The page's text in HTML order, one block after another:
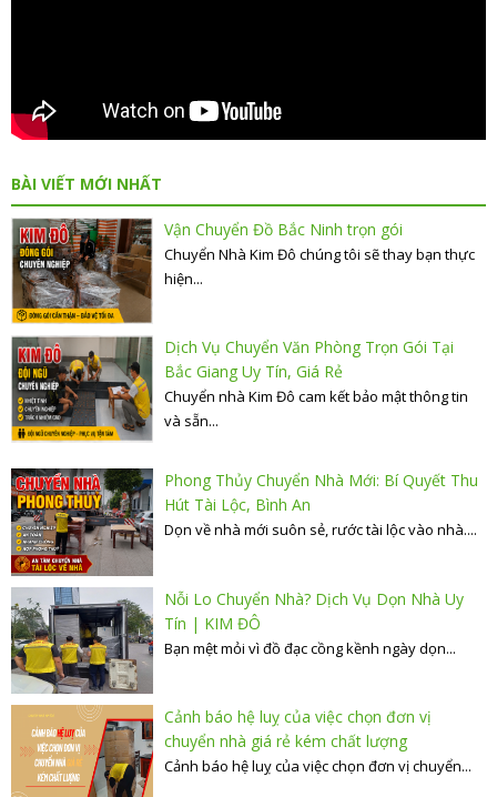
BÀI VIẾT MỚI NHẤT
Vận Chuyển Đồ Bắc Ninh trọn gói
Chuyển Nhà Kim Đô chúng tôi sẽ thay bạn thực
hiện...
Dịch Vụ Chuyển Văn Phòng Trọn Gói Tại
Bắc Giang Uy Tín, Giá Rẻ
Chuyển nhà Kim Đô cam kết bảo mật thông tin
và sẵn...
Phong Thủy Chuyển Nhà Mới: Bí Quyết Thu
Hút Tài Lộc, Bình An
Dọn về nhà mới suôn sẻ, rước tài lộc vào nhà....
Nỗi Lo Chuyển Nhà? Dịch Vụ Dọn Nhà Uy
Tín | KIM ĐÔ
Bạn mệt mỏi vì đồ đạc cồng kềnh ngày dọn...
Cảnh báo hệ luỵ của việc chọn đơn vị
chuyển nhà giá rẻ kém chất lượng
Cảnh báo hệ luỵ của việc chọn đơn vị chuyển...